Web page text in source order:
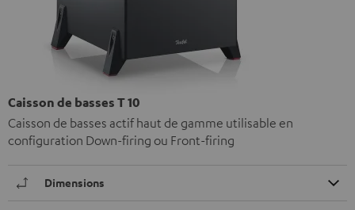
Caisson de basses T 10
Caisson de basses actif haut de gamme utilisable en
configuration Down-firing ou Front-firing
Dimensions